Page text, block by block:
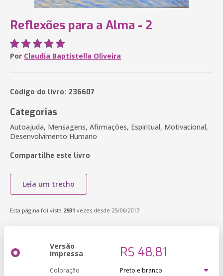
Reflexões para a Alma - 2
Por Claudia Baptistella Oliveira
Código do livro: 236607
Categorias
Autoajuda, Mensagens, Afirmações, Espiritual, Motivacional,
Desenvolvimento Humano
Compartilhe este livro
Leia um trecho
Esta página foi vista 2931 vezes desde 25/06/2017
Versão
impressa R$ 48,81
Coloração